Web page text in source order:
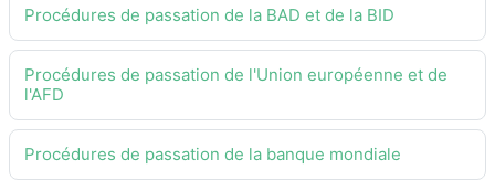
Procédures de passation de la BAD et de la BID
Procédures de passation de l'Union européenne et de
l'AFD
Procédures de passation de la banque mondiale